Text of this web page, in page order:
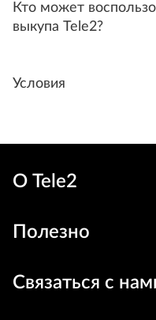
Кто может
выкупа Tele2?
Условия
О Tele2
Полезно
Связаться с